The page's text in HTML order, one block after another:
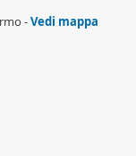
-Vedi mappa